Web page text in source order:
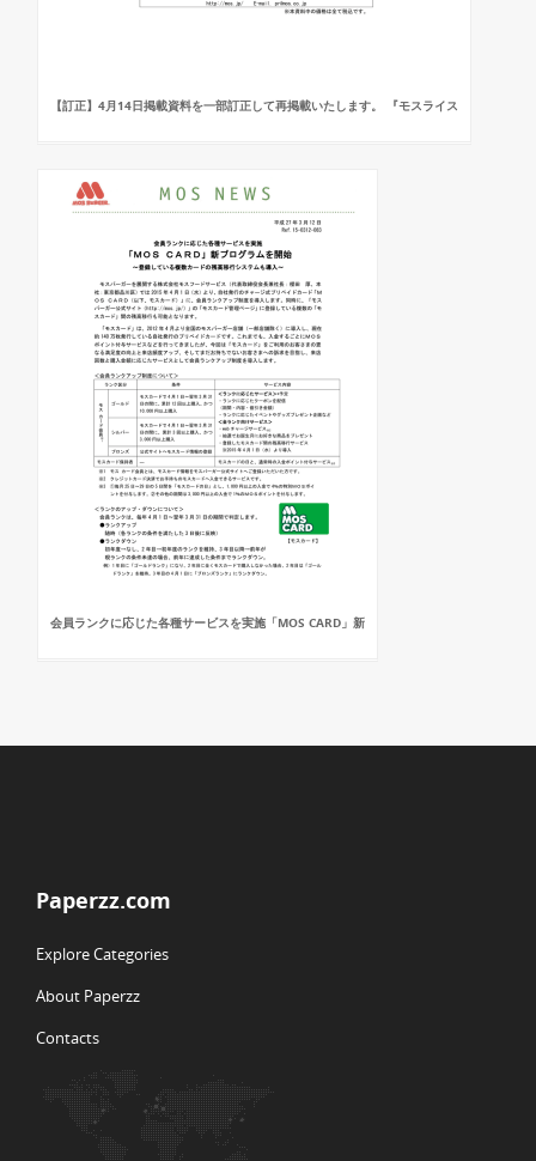
【訂正】4月14日掲載資料を一部訂正して再掲載いたします。 『モスライス
会員ランクに応じた各種サービスを実施「MOS CARD」新
Paperzz.com
Explore Categories
About Paperzz
Contacts